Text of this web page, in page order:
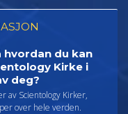
hvordan du kan
Kirke i
deg?
av Scientology Kirker,
over hele verden.